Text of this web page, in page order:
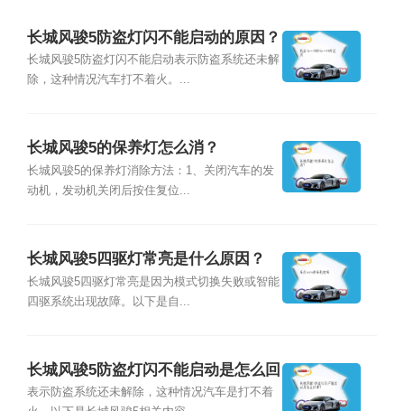
长城风骏5防盗灯闪不能启动的原因？
长城风骏5防盗灯闪不能启动表示防盗系统还未解
除，这种情况汽车打不着火。...
长城风骏5的保养灯怎么消？
长城风骏5的保养灯消除方法：1、关闭汽车的发
动机，发动机关闭后按住复位...
长城风骏5四驱灯常亮是什么原因？
长城风骏5四驱灯常亮是因为模式切换失败或智能
四驱系统出现故障。以下是自...
长城风骏5防盗灯闪不能启动是怎么回
事？
表示防盗系统还未解除，这种情况汽车是打不着